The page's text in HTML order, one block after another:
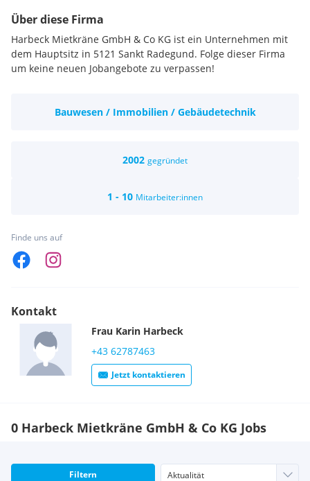
Über diese Firma
Harbeck Mietkräne GmbH & Co KG ist ein Unternehmen mit
dem Hauptsitz in 5121 Sankt Radegund. Folge dieser Firma
um keine neuen Jobangebote zu verpassen!
Bauwesen / Immobilien / Gebäudetechnik
2002 gegründet
1 - 10 Mitarbeiter:innen
Finde uns auf
Kontakt
Frau Karin Harbeck
+43 62787463
Jetzt kontaktieren
0 Harbeck Mietkräne GmbH & Co KG Jobs
Filtern